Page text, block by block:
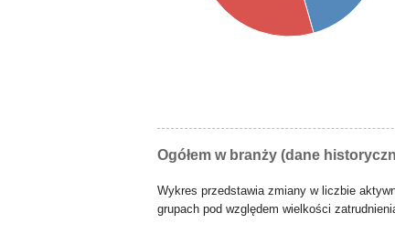
Ogółem w branży (dane
Wykres przedstawia zmiany w liczbie
grupach pod względem wielkości